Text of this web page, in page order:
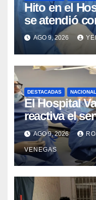
Hito en el
se atendió
parto gemelar
AGO 9, 2026
DESTACADAS
El Hospital
reactiva el
Retrógrada
beneficiar a
AGO 9, 2026
VENEGAS